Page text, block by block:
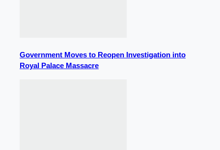
Government Moves to Reopen Investigation into
Royal Palace Massacre